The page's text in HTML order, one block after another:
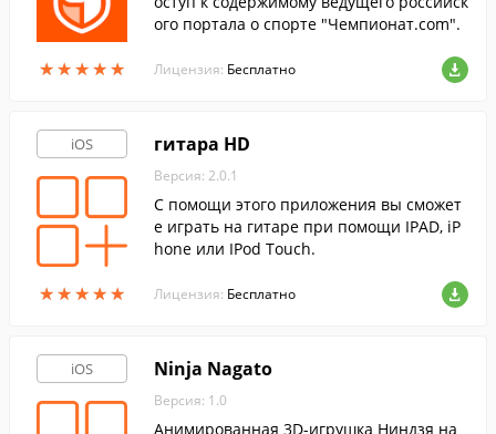
★★★★★
★★★★★
ого портала о спорте "Чемпионат.com".
Лицензия: Бесплатно
iOS
★★★★★
★★★★★
гитара HD
Версия: 2.0.1
С помощи этого приложения вы сможет
е играть на гитаре при помощи IPAD, iP
hone или IPod Touch.
Лицензия: Бесплатно
iOS Ninja Nagato
Версия: 1.0
Анимированная 3D-игрушка Ниндзя на